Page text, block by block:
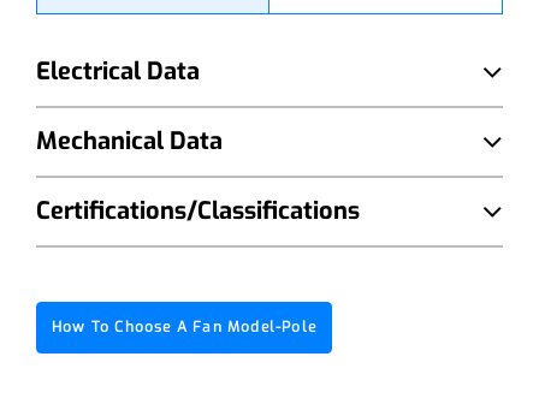
Electrical Data
Mechanical Data
Certifications/Classifications
How To Choose A Fan Model-Pole